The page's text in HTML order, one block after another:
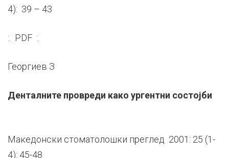
4): 39 – 43
:. PDF :.
Георгиев З
Денталните провреди како ургентни состојби
Македонски стоматолошки преглед 2001: 25 (1-
4): 45-48